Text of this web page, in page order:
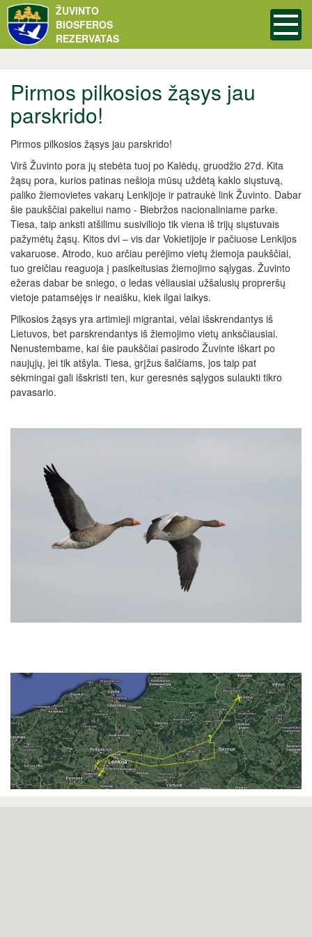
ŽUVINTO
BIOSFEROS
REZERVATAS
Pirmos pilkosios žąsys jau
parskrido!
Pirmos pilkosios žąsys jau parskrido!
Virš Žuvinto pora jų stebėta tuoj po Kalėdų, gruodžio 27d. Kita
žąsų pora, kurios patinas nešioja mūsų uždėtą kaklo siųstuvą,
paliko žiemovietes vakarų Lenkijoje ir patraukė link Žuvinto. Dabar
šie paukščiai pakeliui namo - Biebržos nacionaliniame parke.
Tiesa, taip anksti atšilimu susiviliojo tik viena iš trijų siųstuvais
pažymėtų žąsų. Kitos dvi – vis dar Vokietijoje ir pačiuose Lenkijos
vakaruose. Atrodo, kuo arčiau perėjimo vietų žiemoja paukščiai,
tuo greičiau reaguoja į pasikeitusias žiemojimo sąlygas. Žuvinto
ežeras dabar be sniego, o ledas vėliausiai užšalusių propreršų
vietoje patamsėjęs ir neaišku, kiek ilgai laikys.
Pilkosios žąsys yra artimieji migrantai, vėlai išskrendantys iš
Lietuvos, bet parskrendantys iš žiemojimo vietų anksčiausiai.
Nenustembame, kai šie paukščiai pasirodo Žuvinte iškart po
naujųjų, jei tik atšyla. Tiesa, grįžus šalčiams, jos taip pat
sėkmingai gali išskristi ten, kur geresnės sąlygos sulaukti tikro
pavasario.